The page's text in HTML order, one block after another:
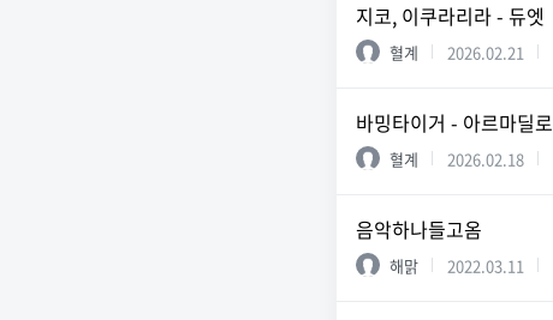
지코, 이쿠라리라 - 듀엣
혈계 2026.02.21
바밍타이거 - 아르마딜로
혈계 2026.02.18
음악하나들고옴
해맑 2022.03.11